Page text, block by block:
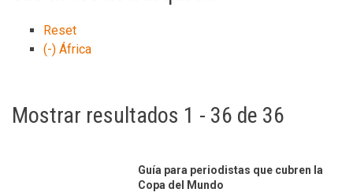
Reset
(-) África
Mostrar resultados 1 - 36 de 36
Guía para periodistas que cubren la
Copa del Mundo